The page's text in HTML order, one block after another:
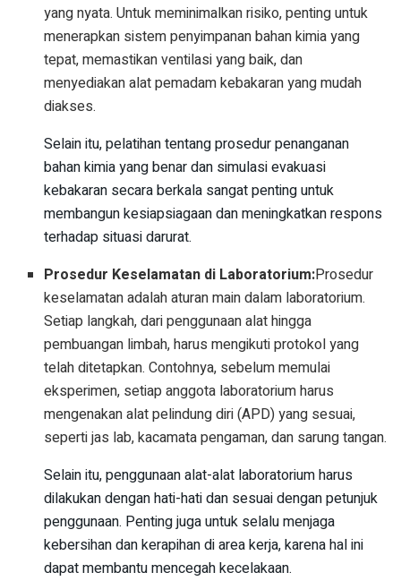
yang nyata. Untuk meminimalkan risiko, penting untuk
menerapkan sistem penyimpanan bahan kimia yang
tepat, memastikan ventilasi yang baik, dan
menyediakan alat pemadam kebakaran yang mudah
diakses.
Selain itu, pelatihan tentang prosedur penanganan
bahan kimia yang benar dan simulasi evakuasi
kebakaran secara berkala sangat penting untuk
membangun kesiapsiagaan dan meningkatkan respons
terhadap situasi darurat.
Prosedur Keselamatan di Laboratorium:Prosedur
keselamatan adalah aturan main dalam laboratorium.
Setiap langkah, dari penggunaan alat hingga
pembuangan limbah, harus mengikuti protokol yang
telah ditetapkan. Contohnya, sebelum memulai
eksperimen, setiap anggota laboratorium harus
mengenakan alat pelindung diri (APD) yang sesuai,
seperti jas lab, kacamata pengaman, dan sarung tangan.
Selain itu, penggunaan alat-alat laboratorium harus
dilakukan dengan hati-hati dan sesuai dengan petunjuk
penggunaan. Penting juga untuk selalu menjaga
kebersihan dan kerapihan di area kerja, karena hal ini
dapat membantu mencegah kecelakaan.